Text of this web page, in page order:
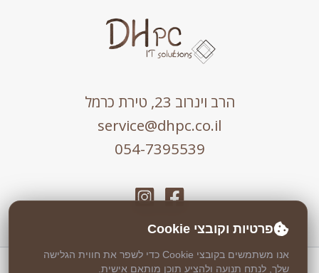
הרב וינרוב 23, טירת כרמל
service@dhpc.co.il
054-7395539
פרטיות וקובצי Cookie
אנו משתמשים בקובצי Cookie כדי לשפר את חווית הגלישה
שלך, לנתח תנועה ולהציע תוכן מותאם אישית.